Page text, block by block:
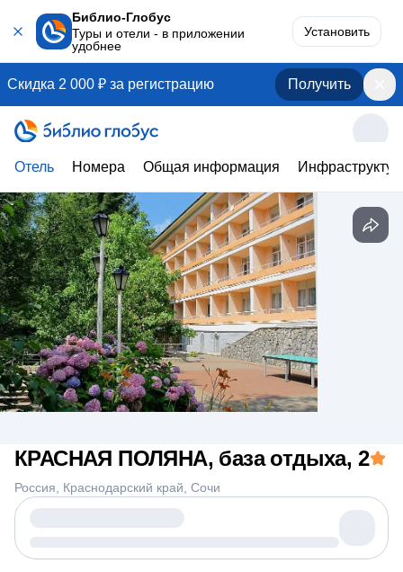
Библио-Глобус
Туры и отели - в приложении
удобнее
Установить
Скидка 2 000 ₽ за регистрацию Получить
Отель Номера Общая информация
КРАСНАЯ ПОЛЯНА, база отдыха, 2
Россия Краснодарский край Сочи